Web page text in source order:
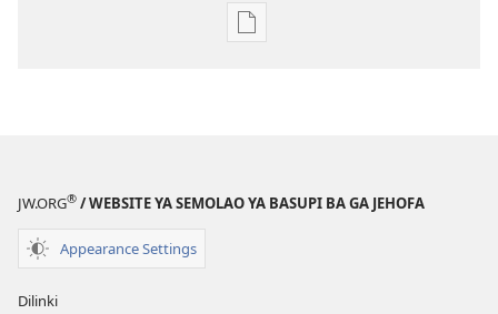
Ditsela
ileketeroniki
JW.ORG® / WEBSITE YA SEMOLAO YA BASUPI BA GA JEHOFA
Appearance Settings
Dilinki